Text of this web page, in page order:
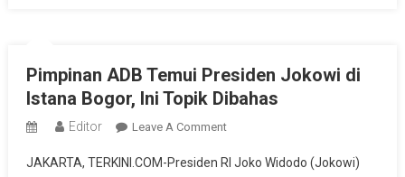
Pimpinan ADB Temui Presiden Jokowi di
Istana Bogor, Ini Topik Dibahas
Editor Leave A CommentOn
ADB
JAKARTA, TERKINI.COM-Presiden RI Joko Widodo (Jokowi)